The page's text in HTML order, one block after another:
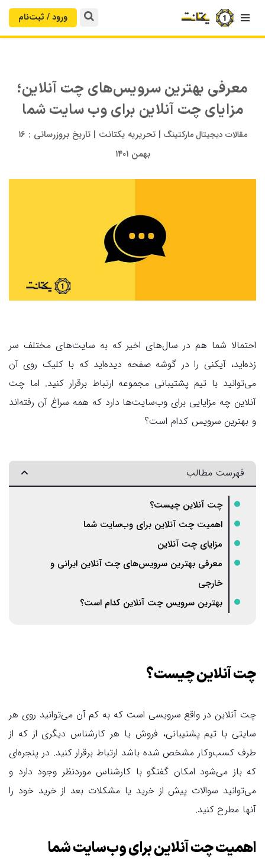
 ورود / ثبت‌‌نام
معرفی بهترین سرویس‌های چت آنلاین؛
مزایای چت آنلاین برای وب‌ سایت شما
مقالات دیجیتال مارکتینگ |تحریریه یکتانت |تاریخ بروزرسانی : ۱۶
بهمن ۱۴۰۱
احتمالا شما هم در سال‌های اخیر که به سایت‌های مختلف سر
زده‌اید، آیکنی را در گوشه صفحه دیده‌اید که با کلیک روی آن
می‌توانید با تیم پشتیبانی مجموعه ارتباط برقرار کنید. اما چت
آنلاین چه مزایایی برای وب‌سایت‌ها دارد که همه سراغ آن رفته‌اند
و بهترین سرویس کدام است؟
فهرست مطالب
چت آنلاین چیست؟
اهمیت چت آنلاین برای وب‌سایت شما
مزایای چت آنلاین
معرفی بهترین سرویس‌های چت آنلاین ایرانی و
خارجی
بهترین سرویس چت آنلاین کدام است؟
چت آنلاین چیست؟
چت آنلاین در واقع سرویسی است که به کم آن می‌توانید روی هر
سایتی با تیم پشتیبانی، فروش یا هر کارشناس دیگری از که از
طرف کسب‌وکار مشخص شده باشد ارتباط برقرار کنید. در پنجره‌ای
که باز می‌شود امکان گفتگو با کارشناس موردنظر وجود دارد و
می‌توانید سوالات پیش از خرید یا مشکلات بعد از خرید خود را
آنها مطرح کنید.
اهمیت چت آنلاین برای وب‌سایت شما